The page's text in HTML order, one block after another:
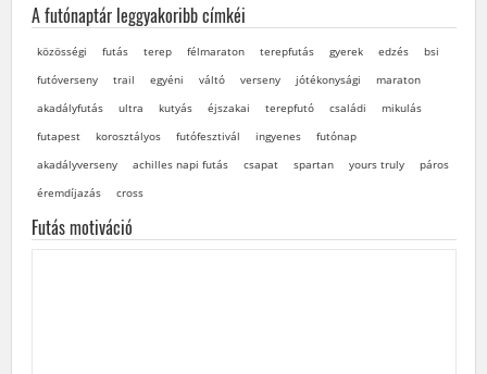
A futónaptár leggyakoribb címkéi
közösségi futás terep félmaraton terepfutás gyerek edzés
bsi
futóverseny
trail egyéni váltó verseny jótékonysági
maraton
akadályfutás
ultra kutyás éjszakai terepfutó családi
mikulás
futapest
korosztályos futófesztivál ingyenes
futónap
akadályverseny
achilles napi futás csapat spartan yours truly
páros
éremdíjazás
cross
Futás motiváció